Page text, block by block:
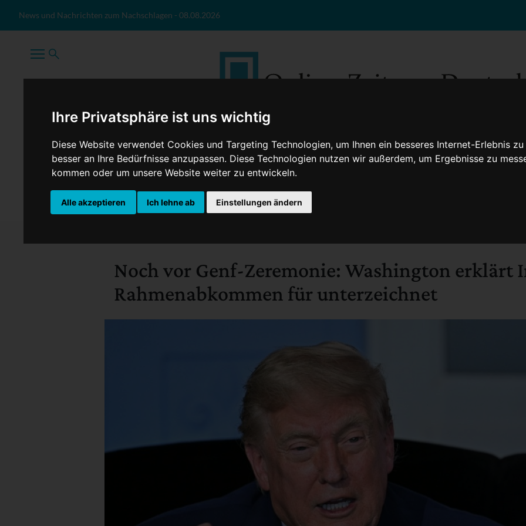
Ihre Privatsphäre ist uns wichtig
Diese Website verwendet Cookies und Targeting Technologien, um Ihnen ein besseres Internet-Erlebnis
besser an Ihre Bedürfnisse anzupassen. Diese Technologien nutzen wir außerdem, um Ergebnisse zu
kommen oder um unsere Website weiter zu entwickeln.
Alle akzeptieren Ich lehne ab Einstellungen ändern
News und Nachrichten zum Nachschlagen - 08.08.2026
TopNews Politik Sport Wirtschaft Firmennews Gesellschaft
Noch vor Genf-Zeremonie: Washington erklärt
Rahmenabkommen für unterzeichnet